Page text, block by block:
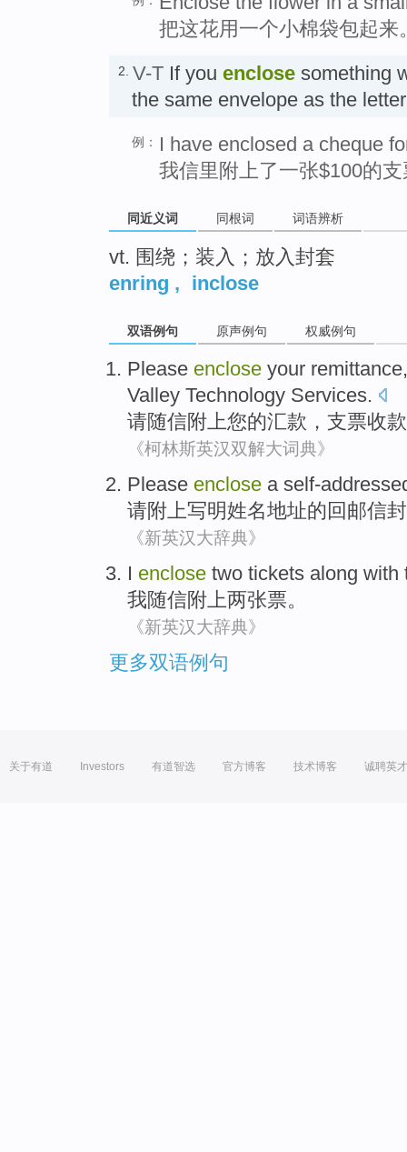
把这花用一个小棉袋包起来
2. V-T If you enclose something
the same envelope as the
例：
I have enclosed a cheque
我信里附上了一张$100的
同近义词 同根词 词语辨析
vt. 围绕；装入；放入封套
enring , inclose
双语例句 原声例句 权威例句
Please enclose your remittance
Valley Technology Services.
请随信附上您的汇款 ， 支票收
《柯林斯英汉双解大词典》
Please enclose a self-
请附上写明姓名地址的回邮信
《新英汉大辞典》
I enclose two tickets along with
我随信附上两张票。
《新英汉大辞典》
更多双语例句
关于有道 Investors 有道智选 官方博客 技术博客 诚聘英才